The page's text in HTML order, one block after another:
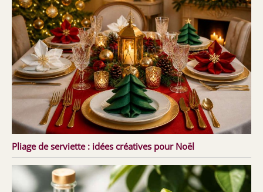
Pliage de serviette : idées créatives pour Noël